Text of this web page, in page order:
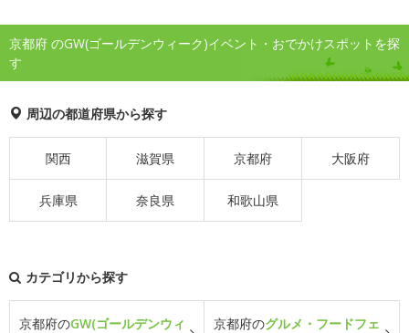
京都府 のGW(ゴールデンウィーク)イベント・おでかけスポットを探
す
周辺の都道府県から探す
関西 滋賀県 京都府 大阪府
兵庫県 奈良県 和歌山県
カテゴリから探す
京都府のGW(ゴールデンウィ
京都府のグルメ・フードフェ